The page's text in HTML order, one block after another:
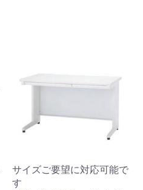
サイズご要望に対応可能で
す